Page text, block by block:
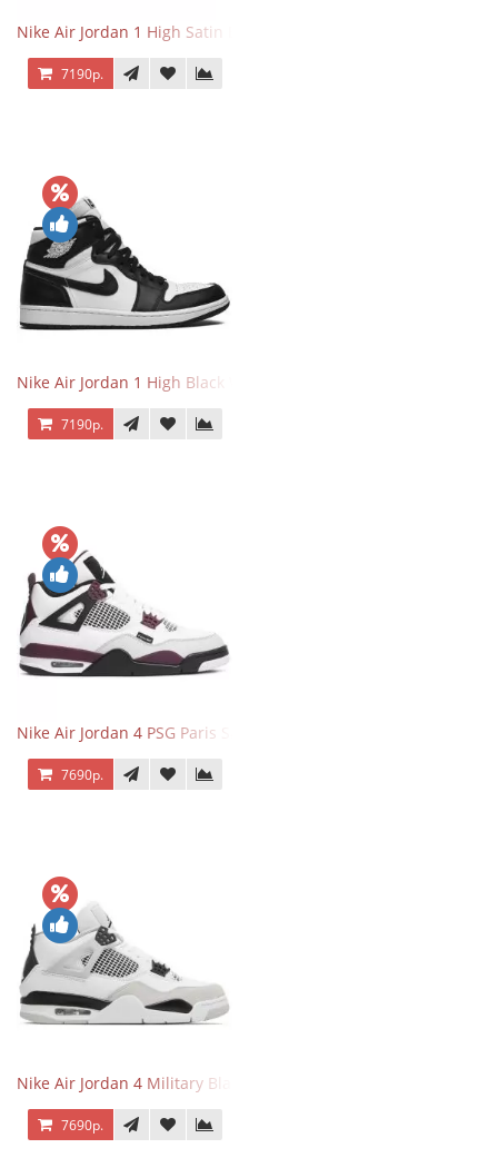
Nike Air Jordan 1 High Satin Black Toe
7190р.
Nike Air Jordan 1 High Black White
7190р.
Nike Air Jordan 4 PSG Paris Saint Germain
7690р.
Nike Air Jordan 4 Military Black
7690р.